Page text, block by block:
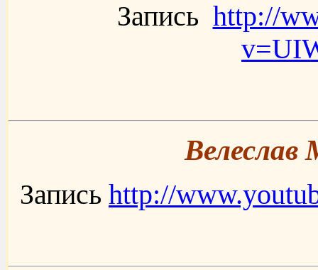
Запись http://
Велеслав
Запись http://